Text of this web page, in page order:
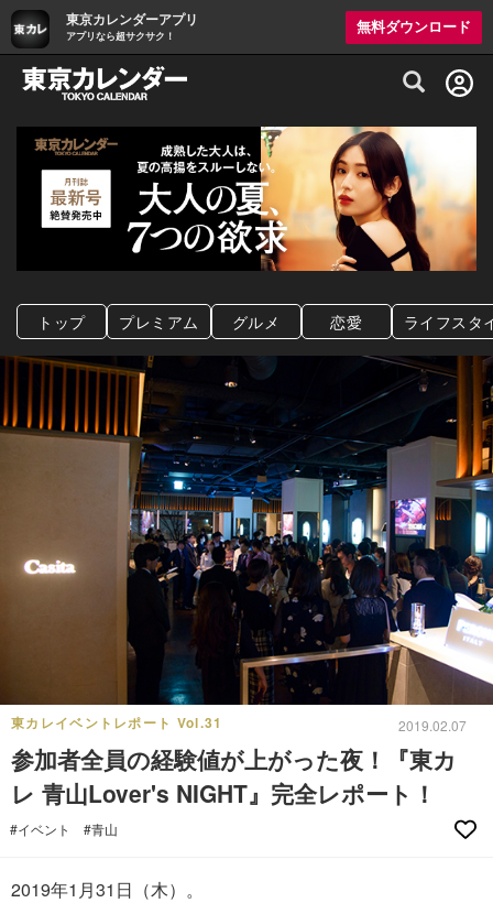
東京カレンダーアプリ
アプリなら超サクサク！
無料ダウンロード
グルメ情報・プレミアムレストラン予約
トップ プレミアム グルメ 恋愛 ライフスタ
東カレイベントレポート Vol.31 2019.02.07
参加者全員の経験値が上がった夜！『東カ
レ 青山Lover's NIGHT』完全レポート！
#イベント #青山
2019年1月31日（木）。